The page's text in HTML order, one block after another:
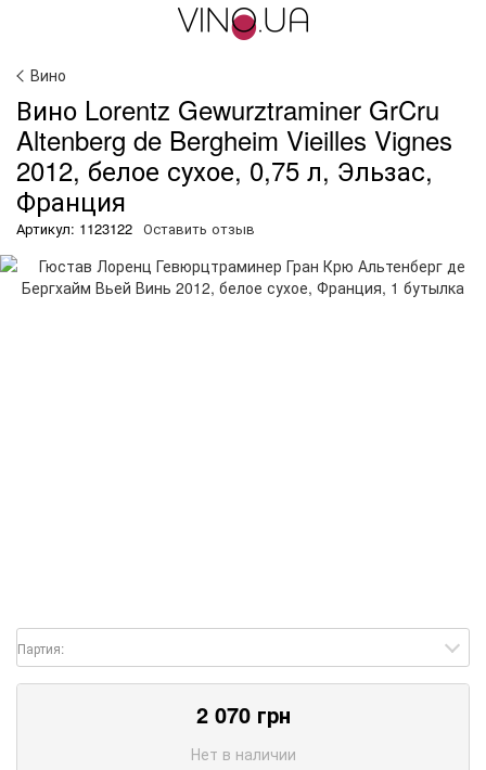
Вино
Вино Lorentz Gewurztraminer GrCru
Altenberg de Bergheim Vieilles Vignes
2012, белое сухое, 0,75 л, Эльзас,
Франция
Артикул: 1123122 Оставить отзыв
Партия:
2 070 грн
Нет в наличии